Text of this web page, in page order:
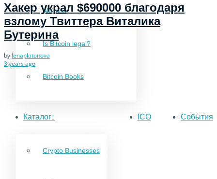
Altcoins
Is Bitcoin legal?
Bitcoin Books
Каталог
Crypto Businesses
ICO События
Хакер украл $690000 благодаря
взлому Твиттера Виталика
Бутерина
by lenaplatonova
3 years ago